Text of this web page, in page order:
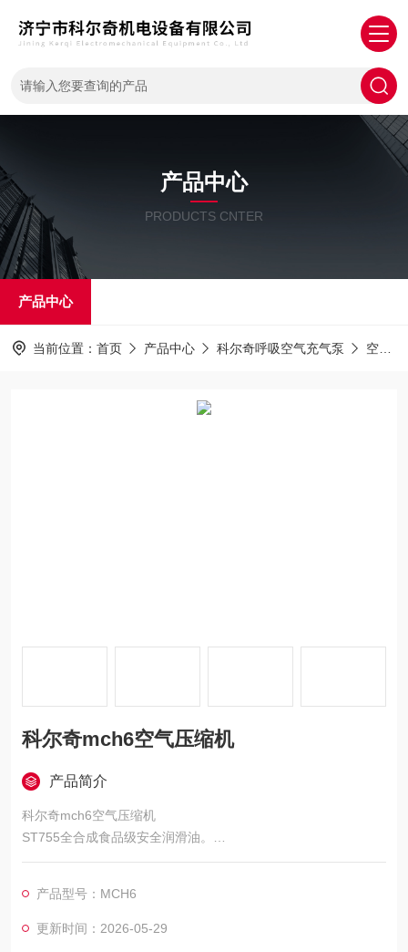
产品中心
PRODUCTS CNTER
产品中心
当前位置： 首页 产品中心 科尔奇呼吸空气充气泵 空气压缩机
科尔奇mch6空气压缩机
产品简介
科尔奇mch6空气压缩机
ST755全合成食品级安全润滑油。
科尔奇MCH6充气泵是迄今为止、牢靠和便携式充填泵。适用于
防车）的理想选择，空气呼吸器充气泵经济的运行费用,简易的维
护、维修，意大利科尔奇充气泵将长年为您提供更高质量的压缩
产品型号：MCH6
更新时间：2026-05-29